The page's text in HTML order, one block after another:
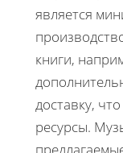
является
книги,
доставку,
ресурсы.